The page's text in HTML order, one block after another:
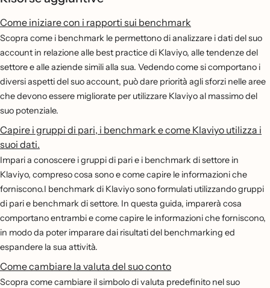
Come iniziare con i rapporti sui benchmark
Scopra come i benchmark le permettono di analizzare i dati del suo
account in relazione alle best practice di Klaviyo, alle tendenze del
settore e alle aziende simili alla sua. Vedendo come si comportano i
diversi aspetti del suo account, può dare priorità agli sforzi nelle aree
che devono essere migliorate per utilizzare Klaviyo al massimo del
suo potenziale.
Capire i gruppi di pari, i benchmark e come Klaviyo utilizza i
suoi dati.
Impari a conoscere i gruppi di pari e i benchmark di settore in
Klaviyo, compreso cosa sono e come capire le informazioni che
forniscono.I benchmark di Klaviyo sono formulati utilizzando gruppi
di pari e benchmark di settore. In questa guida, imparerà cosa
comportano entrambi e come capire le informazioni che forniscono,
in modo da poter imparare dai risultati del benchmarking ed
espandere la sua attività.
Come cambiare la valuta del suo conto
Scopra come cambiare il simbolo di valuta predefinito nel suo